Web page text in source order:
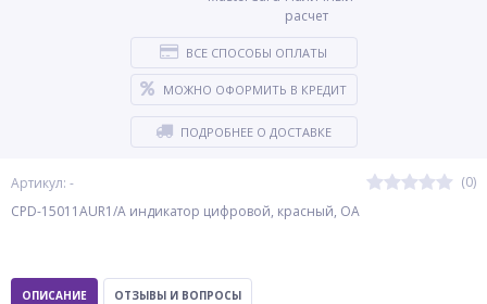
Артикул: -
(0)
CPD-15011AUR1/A индикатор цифровой, красный, ОА
ВСЕ СПОСОБЫ ОПЛАТЫ
МОЖНО ОФОРМИТЬ В КРЕДИТ
ПОДРОБНЕЕ О ДОСТАВКЕ
ОПИСАНИЕ ОТЗЫВЫ И ВОПРОСЫ